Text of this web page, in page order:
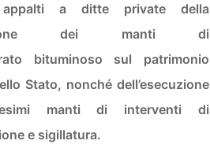
appalti a ditte private della
dei manti di
bituminoso sul patrimonio
Stato, nonché dell’esecuzione
manti di interventi di
e sigillatura.